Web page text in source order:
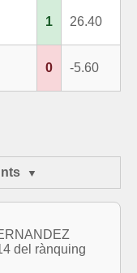
1 26.40
0 -5.60
del rànquing